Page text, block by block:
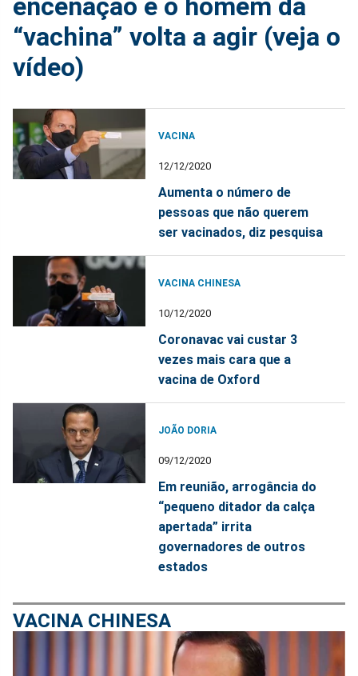
encenação e o homem da
“vachina” volta a agir (veja o
vídeo)
VACINA
12/12/2020
Aumenta o número de
pessoas que não querem
ser vacinados, diz pesquisa
VACINA CHINESA
10/12/2020
Coronavac vai custar 3
vezes mais cara que a
vacina de Oxford
JOÃO DORIA
09/12/2020
Em reunião, arrogância do
“pequeno ditador da calça
apertada” irrita
governadores de outros
estados
VACINA CHINESA